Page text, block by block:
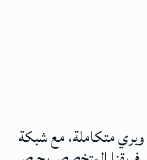
متكاملة، مع شبكة